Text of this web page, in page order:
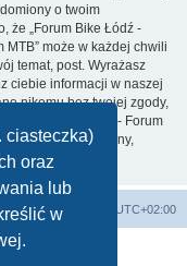
ciasteczka)
oraz
lub
w
o twoim
że „Forum Bike Łódź -
MTB” może w każdej chwili
temat, post. Wyrażasz
ciebie informacji w naszej
nikomu bez twojej zgody,
- Forum Szosowe - Forum
włamania do witryny,
Strefa czasowa UTC+02:00